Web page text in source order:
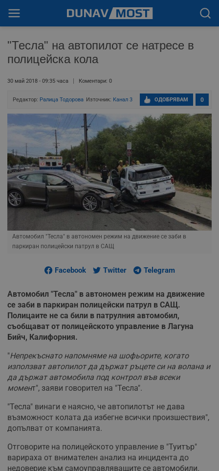
"Тесла" на автопилот се натресе в
полицейска кола
30 май 2018 - 09:35 часа Коментари: 0
Редактор: Ралица Тодорoва Източник: Канал 3 0
ОДОБРЯВАМ
Автомобил "Тесла" в автономен режим на движение се заби в
паркиран полицейски патрул в САЩ
Facebook Twitter Telegram
Автомобил "Тесла" в автономен режим на движение
се заби в паркиран полицейски патрул в САЩ.
Полицаите не са били в патрулния автомобил,
съобщават от полицейското управление в Лагуна
Бийч, Калифорния.
"Непрекъснато напомняме на шофьорите, когато
използват автопилот да държат ръцете си на волана и
да държат автомобила под контрол във всеки
момент", заяви говорител на "Тесла".
"Тесла" винаги е наясно, че автопилотът не дава
възможност колата да избегне всички произшествия",
допълват от компанията.
Отговорите на полицейското управление в "Туитър"
варираха от внимателен анализ на инцидента до
недоверие към самоуправляващите се автомобили.